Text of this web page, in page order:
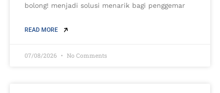
bolong! menjadi solusi menarik bagi penggemar
READ MORE
07/08/2026 No Comments